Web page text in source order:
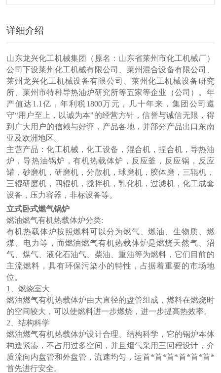
详细介绍
山东龙兴化工机械集团（原名：山东省莱州市化工机械厂）
公司下设莱州化工机械有限公司、莱州混合设备有限公司、
莱州龙兴化工机械设备有限公司、莱州化工机械设备研究
所、莱州市特种导热油炉研究所等五家等企业（公司）。年
产值达 1.1亿，年利税1800万元，几十年来，集团公司遵
守“用户至上，以诚为本"的经营方针，信誉与诚信无限，得
到广大用户的信赖与好评，产品各地，并部分产品出口东南
亚及欧洲地区。
主营产品：化工机械，化工设备，混合机，捏合机，导热油
炉，导热油锅炉，有机热载体炉，反应釜，反应锅，反应
罐，砂磨机，研磨机，分散机，球磨机，胶体磨，三辊机，
三辊研磨机，四辊机，搅拌机，乳化机，过滤机，化工成套
设备，压力容器，非标设备等。
立式卧式燃气锅炉
燃油燃气有机热载体炉分类:
有机热载体炉按照燃料可以分为燃气、燃油、生物质、燃
煤、电力等，而燃油燃气有机热载体炉是燃烧天然气、沼
气、煤气、液化石油气、柴油、重油等为燃料，它们目前的
主流燃料，具有环保污染小的特性，占据着重要的市场地
位。
1、燃烧室大
燃油燃气有机热载体炉由大直径的盘管组成，燃料在燃烧时
的空间较大，可以使燃料进一步燃烧，进一步提高热效率。
2、结构科学
燃油燃气有机热载体炉设计合理、结构科学，它的锅炉本体
构造紧凑，不占用过多空间，并且烟气采用三回程设计，介
质流向内盘管和外盘管，流速均匀，运首*首*首*首*首*首*
首先进行安全。